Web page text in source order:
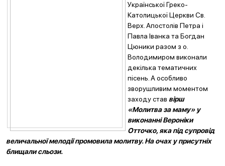
Української Греко-
Католицької Церкви Св.
Верх. Апостолів Петра і
Павла Іванка та Богдан
Цюники разом з о.
Володимиром виконали
декілька тематичних
пісень. А особливо
зворушливим моментом
заходу став вірш
«Молитва за маму» у
виконанні Вероніки
Отточко, яка під супровід
величальної мелодії промовила молитву. На очах у присутніх
блищали сльози.